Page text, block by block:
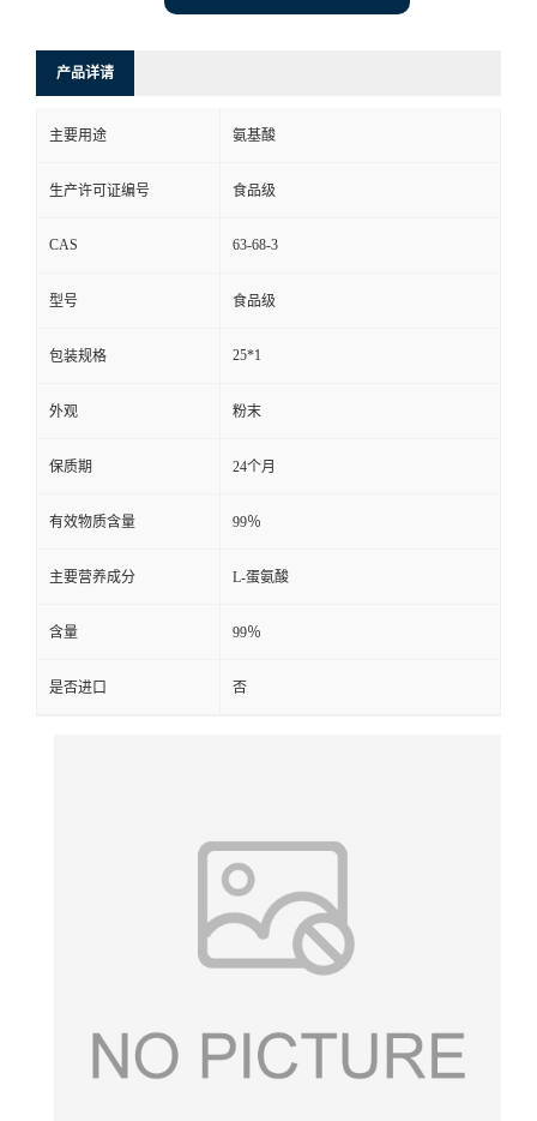
产品详请
主要用途 氨基酸
生产许可证编号 食品级
CAS 63-68-3
型号 食品级
包装规格 25*1
外观 粉末
保质期 24个月
有效物质含量 99％
主要营养成分 L-蛋氨酸
含量 99％
是否进口 否